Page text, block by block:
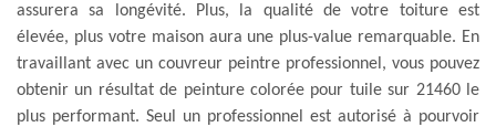
assurera sa longévité. Plus, la qualité de votre toiture est
élevée, plus votre maison aura une plus-value remarquable. En
travaillant avec un couvreur peintre professionnel, vous pouvez
obtenir un résultat de peinture colorée pour tuile sur 21460 le
plus performant. Seul un professionnel est autorisé à pourvoir